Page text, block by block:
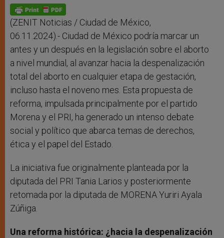
p
p
g
e
r
o
k
(ZENIT Noticias / Ciudad de México,
06.11.2024).- Ciudad de México podría marcar un
antes y un después en la legislación sobre el aborto
a nivel mundial, al avanzar hacia la despenalización
total del aborto en cualquier etapa de gestación,
incluso hasta el noveno mes. Esta propuesta de
reforma, impulsada principalmente por el partido
Morena y el PRI, ha generado un intenso debate
social y político que abarca temas de derechos,
ética y el papel del Estado.
La iniciativa fue originalmente planteada por la
diputada del PRI Tania Larios y posteriormente
retomada por la diputada de MORENA Yuriri Ayala
Zúñiga.
Una reforma histórica: ¿hacia la despenalización